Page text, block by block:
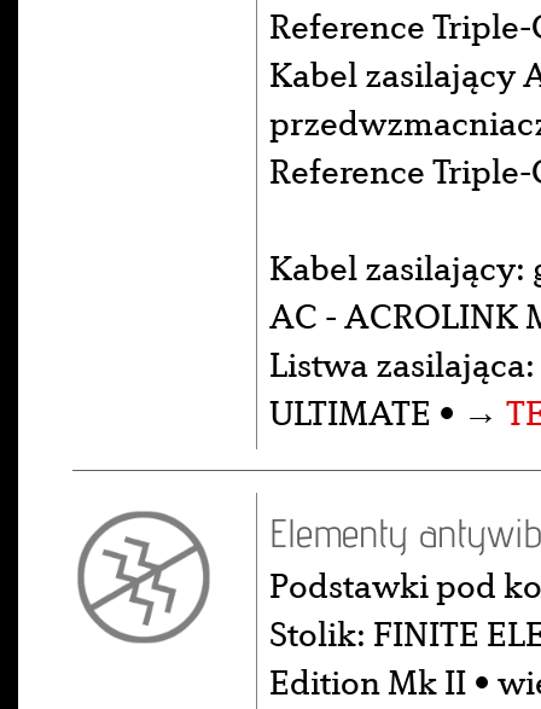
Reference
Kabel zasilający
Reference
Kabel
AC - ACROLINK
Listwa
ULTIMATE • →
Elementy
Podstawki pod
Stolik: FINITE
Edition Mk II •